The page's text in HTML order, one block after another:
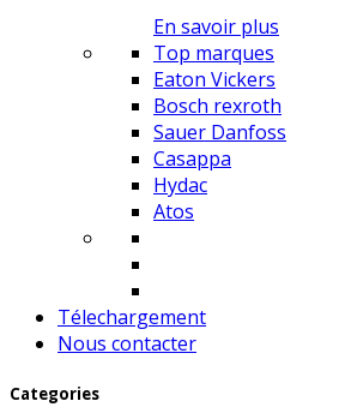
En savoir plus
Top marques
Eaton Vickers
Bosch rexroth
Sauer Danfoss
Casappa
Hydac
Atos
Télechargement
Nous contacter
Categories